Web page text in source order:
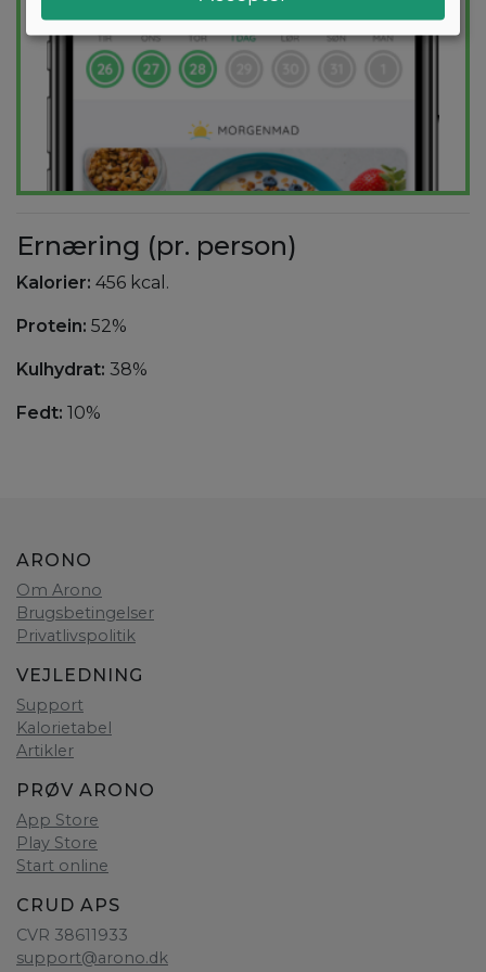
Ernæring (pr. person)
Kalorier: 456 kcal.
Protein: 52%
Kulhydrat: 38%
Fedt: 10%
ARONO
Om Arono
Brugsbetingelser
Privatlivspolitik
VEJLEDNING
Support
Kalorietabel
Artikler
PRØV ARONO
App Store
Play Store
Start online
CRUD APS
CVR 38611933
support@arono.dk